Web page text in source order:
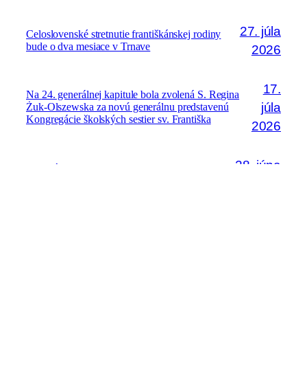
Celoslovenské stretnutie františkánskej rodiny
bude o dva mesiace v Trnave
27. júla
2026
Na 24. generálnej kapitule bola zvolená S. Regina
Żuk-Olszewska za novú generálnu predstavenú
Kongregácie školských sestier sv. Františka
17.
júla
2026
Seminár „Boh a ja“ pre sestry v
28. júna